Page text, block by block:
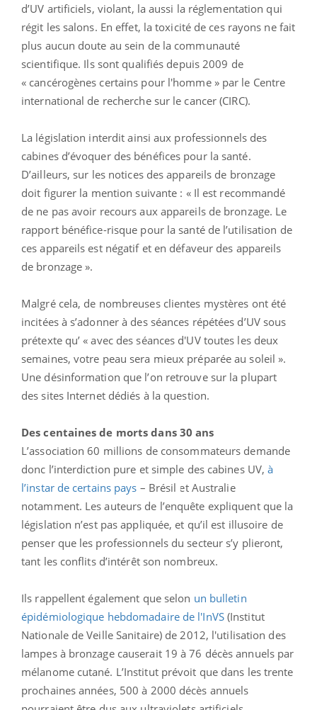
d’UV artificiels, violant, la aussi la réglementation qui
régit les salons. En effet, la toxicité de ces rayons ne fait
plus aucun doute au sein de la communauté
scientifique. Ils sont qualifiés depuis 2009 de
« cancérogènes certains pour l'homme » par le Centre
international de recherche sur le cancer (CIRC).
La législation interdit ainsi aux professionnels des
cabines d’évoquer des bénéfices pour la santé.
D’ailleurs, sur les notices des appareils de bronzage
doit figurer la mention suivante : « Il est recommandé
de ne pas avoir recours aux appareils de bronzage. Le
rapport bénéfice-risque pour la santé de l’utilisation de
ces appareils est négatif et en défaveur des appareils
de bronzage ».
Malgré cela, de nombreuses clientes mystères ont été
incitées à s’adonner à des séances répétées d’UV sous
prétexte qu’ « avec des séances d'UV toutes les deux
semaines, votre peau sera mieux préparée au soleil ».
Une désinformation que l’on retrouve sur la plupart
des sites Internet dédiés à la question.
Des centaines de morts dans 30 ans
L’association 60 millions de consommateurs demande
donc l’interdiction pure et simple des cabines UV,à
l’instar de certains pays – Brésil et Australie
notamment. Les auteurs de l’enquête expliquent que la
législation n’est pas appliquée, et qu’il est illusoire de
penser que les professionnels du secteur s’y plieront,
tant les conflits d’intérêt son nombreux.
Ils rappellent également que selon un bulletin
épidémiologique hebdomadaire de l'InVS(Institut
Nationale de Veille Sanitaire) de 2012, l'utilisation des
lampes à bronzage causerait 19 à 76 décès annuels par
mélanome cutané. L’Institut prévoit que dans les trente
prochaines années, 500 à 2000 décès annuels